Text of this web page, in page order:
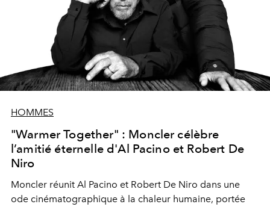
HOMMES
"Warmer Together" : Moncler célèbre
l’amitié éternelle d'Al Pacino et Robert De
Niro
Moncler réunit Al Pacino et Robert De Niro dans une
ode cinématographique à la chaleur humaine, portée